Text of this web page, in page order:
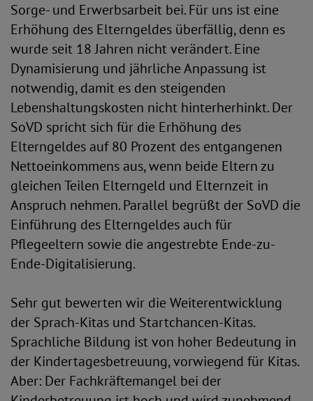
Sorge- und Erwerbsarbeit bei. Für uns ist eine
Erhöhung des Elterngeldes überfällig, denn es
wurde seit 18 Jahren nicht verändert. Eine
Dynamisierung und jährliche Anpassung ist
notwendig, damit es den steigenden
Lebenshaltungskosten nicht hinterherhinkt. Der
SoVD spricht sich für die Erhöhung des
Elterngeldes auf 80 Prozent des entgangenen
Nettoeinkommens aus, wenn beide Eltern zu
gleichen Teilen Elterngeld und Elternzeit in
Anspruch nehmen. Parallel begrüßt der SoVD die
Einführung des Elterngeldes auch für
Pflegeeltern sowie die angestrebte Ende-zu-
Ende-Digitalisierung.
Sehr gut bewerten wir die Weiterentwicklung
der Sprach-Kitas und Startchancen-Kitas.
Sprachliche Bildung ist von hoher Bedeutung in
der Kindertagesbetreuung, vorwiegend für Kitas.
Aber: Der Fachkräftemangel bei der